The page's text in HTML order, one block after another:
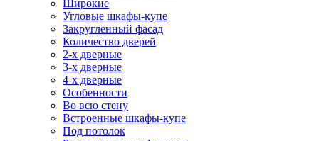
Широкие
Угловые шкафы-купе
Закругленный фасад
Количество дверей
2-х дверные
3-х дверные
4-х дверные
Особенности
Во всю стену
Встроенные шкафы-купе
Под потолок